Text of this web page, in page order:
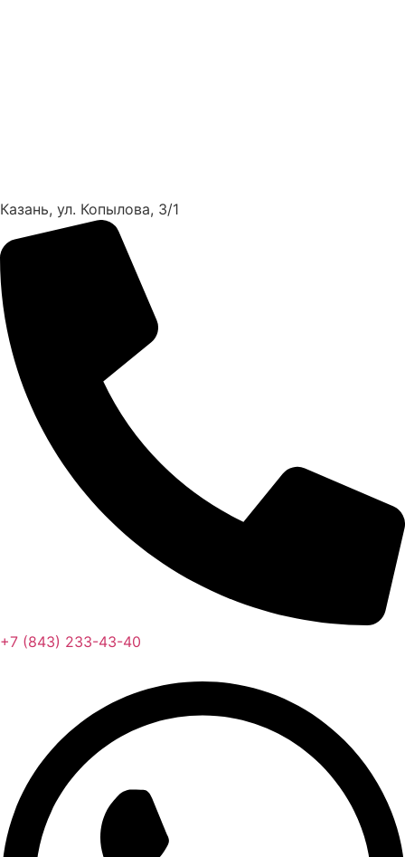
Казань, ул. Копылова, 3/1
+7 (843) 233-43-40